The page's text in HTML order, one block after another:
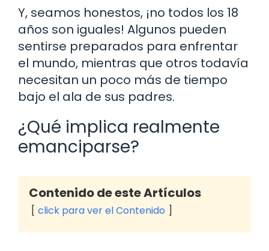
Y, seamos honestos, ¡no todos los 18
años son iguales! Algunos pueden
sentirse preparados para enfrentar
el mundo, mientras que otros todavía
necesitan un poco más de tiempo
bajo el ala de sus padres.
¿Qué implica realmente
emanciparse?
Contenido de este Artículos
click para ver el Contenido